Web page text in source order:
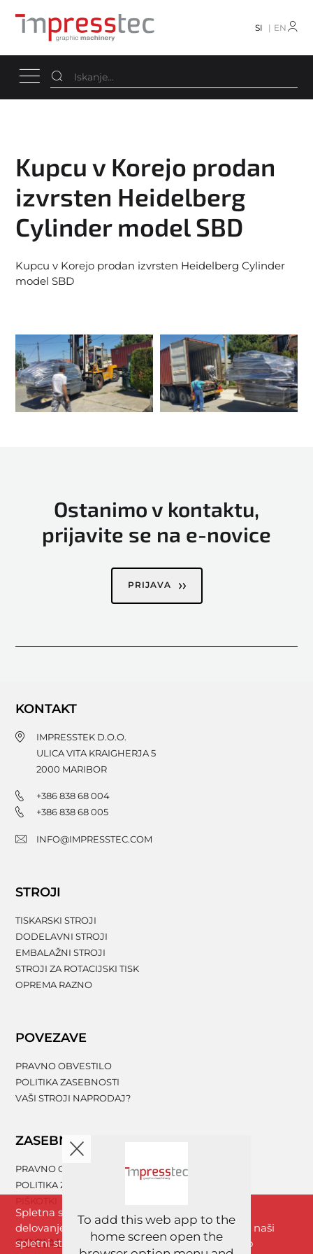
SI EN
Kupcu v Korejo prodan
izvrsten Heidelberg
Cylinder model SBD
Kupcu v Korejo prodan izvrsten Heidelberg Cylinder
model SBD
Ostanimo v kontaktu,
prijavite se na e-novice
PRIJAVA
KONTAKT
IMPRESSTEK D.O.O.
ULICA VITA KRAIGHERJA 5
2000 MARIBOR
+386 838 68 004
+386 838 68 005
INFO@IMPRESSTEC.COM
STROJI
TISKARSKI STROJI
DODELAVNI STROJI
EMBALAŽNI STROJI
STROJI ZA ROTACIJSKI TISK
OPREMA RAZNO
POVEZAVE
PRAVNO OBVESTILO
POLITIKA ZASEBNOSTI
VAŠI STROJI NAPRODAJ?
ZASEBNOST
PRAVNO OBVESTILO
POLITIKA ZASEBNOSTI
SOCIALNA OMREŽJA
Spletna stran www.impresstec.com za boljše
delovanje uporablja piškotke. Z brskanjem po naši
spletni strani se strinjate s piškotki, ki so nujno
To add this web app to the
home screen open the